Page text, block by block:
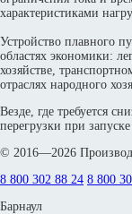
характеристиками
Устройство плавного
областях экономики:
хозяйстве,
отраслях народного
Везде, где требуется
перегрузки при запуске
© 2016—2026
8 800 302 88 24 8 800
Барнаул